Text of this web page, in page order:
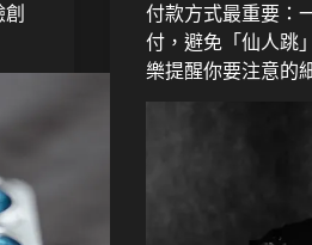
付款方式最重要：
付，避免「仙人跳
樂提醒你要注意的